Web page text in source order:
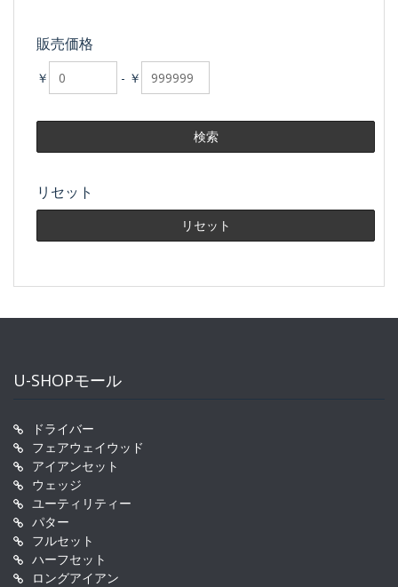
販売価格
￥ - ￥
リセット
U-SHOPモール
ドライバー
フェアウェイウッド
アイアンセット
ウェッジ
ユーティリティー
パター
フルセット
ハーフセット
ロングアイアン